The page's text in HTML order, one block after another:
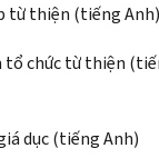
từ thiện (tiếng Anh)
tổ chức từ thiện
dục (tiếng Anh)